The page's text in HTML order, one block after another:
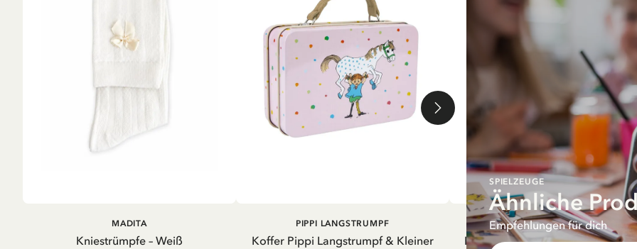
SPIELZEUGE
Ähnliche
Empfehlungen für dich
Kniestrümpfe – Weiß
MADITA IN DEN WARENKORB
Koffer Pippi Langstrumpf & Kleiner
PIPPI LANGSTRUMPF IN DEN WARENKORB
Koffer Pippi Langstrumpf
PIPPI LANGSTRUMPF